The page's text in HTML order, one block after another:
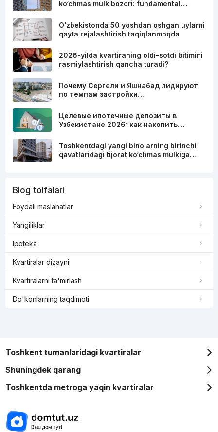
ko‘chmas mulk bozori: fundamental…
O‘zbekistonda 50 yoshdan oshgan uylarni
qayta rejalashtirish taqiqlanmoqda
2026-yilda kvartiraning oldi-sotdi bitimini
rasmiylashtirish qancha turadi?
Почему Сергели и Яшнабад лидируют
по темпам застройки…
Целевые ипотечные депозиты в
Узбекистане 2026: как накопить…
Toshkentdagi yangi binolarning birinchi
qavatlaridagi tijorat ko‘chmas mulkiga…
Blog toifalari
Foydali maslahatlar
Yangiliklar
Ipoteka
Kvartiralar dizayni
Kvartiralarni ta'mirlash
Do'konlarning taqdimoti
Toshkent tumanlaridagi kvartiralar
Shuningdek qarang
Toshkentda metroga yaqin kvartiralar